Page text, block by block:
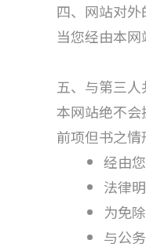
四、网站对
当您经由本
五、与第三
本网站绝不会
前项但书之情
经由
法律
为免
与公